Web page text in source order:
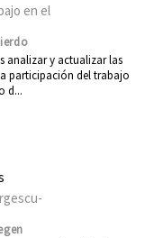
en el
analizar y actualizar las
participación del trabajo
d...